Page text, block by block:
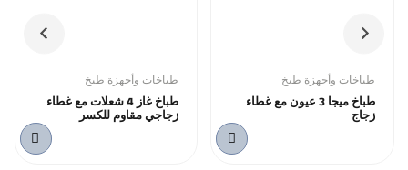
طباخات وأجهزة طبخ
طباخ ميجا 3 عيون مع غطاء
زجاج
طباخات وأجهزة طبخ
طباخ غاز 4 شعلات مع غطاء
زجاجي مقاوم للكسر